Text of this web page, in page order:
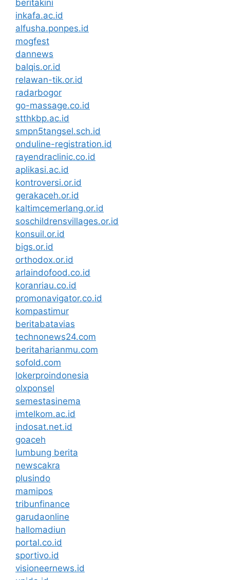
beritakini
inkafa.ac.id
alfusha.ponpes.id
mogfest
dannews
balqis.or.id
relawan-tik.or.id
radarbogor
go-massage.co.id
stthkbp.ac.id
smpn5tangsel.sch.id
onduline-registration.id
rayendraclinic.co.id
aplikasi.ac.id
kontroversi.or.id
gerakaceh.or.id
kaltimcemerlang.or.id
soschildrensvillages.or.id
konsuil.or.id
bigs.or.id
orthodox.or.id
arlaindofood.co.id
koranriau.co.id
promonavigator.co.id
kompastimur
beritabatavias
technonews24.com
beritaharianmu.com
sofold.com
lokerproindonesia
olxponsel
semestasinema
imtelkom.ac.id
indosat.net.id
goaceh
lumbung berita
newscakra
plusindo
mamipos
tribunfinance
garudaonline
hallomadiun
portal.co.id
sportivo.id
visioneernews.id